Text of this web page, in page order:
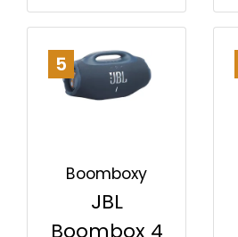
5
Boomboxy
JBL